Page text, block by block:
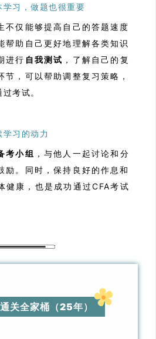
习，做题也很重要
不仅能够提高自己的答题速度
帮助自己更好地理解各类知识
进行 自我测试 ，了解自己的复
节，可以帮助调整复习策略，
考试。
习的动力
考小组 ，与他人一起讨论和分
励。同时，保持良好的作息和
健康，也是成功通过CFA考试
关全家桶（25年）